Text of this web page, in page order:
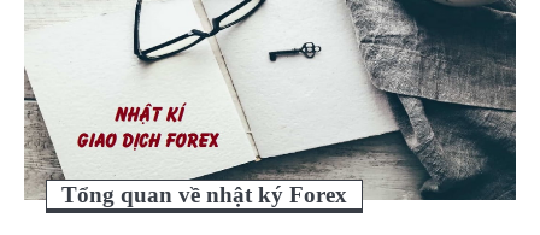
Tổng quan về nhật ký Forex